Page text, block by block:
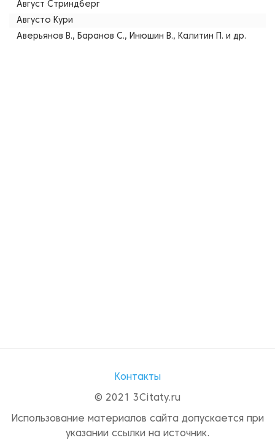
Август Стриндберг
Августо Кури
Аверьянов В., Баранов С., Инюшин В., Калитин П. и др.
Контакты
© 2021 3Citaty.ru
Использование материалов сайта допускается при
указании ссылки на источник.